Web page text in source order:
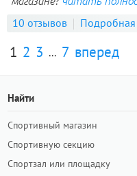
10 отзывов
1 2 3 ... 7 вперед
Найти
Спортивный магазин
Спортивную секцию
Спортзал или площадку